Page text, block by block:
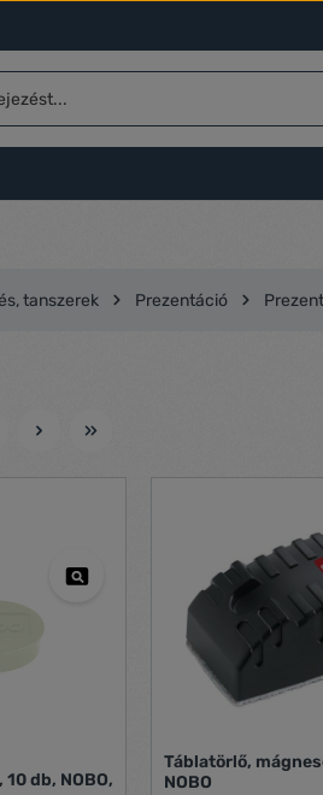
tanszerek Prezentáció
db, NOBO,
Táblatörlő,
NOBO